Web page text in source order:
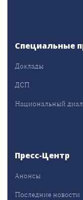
Специальные
Доклады
ДСП
Национальный
Пресс-Центр
Анонсы
Последние новости